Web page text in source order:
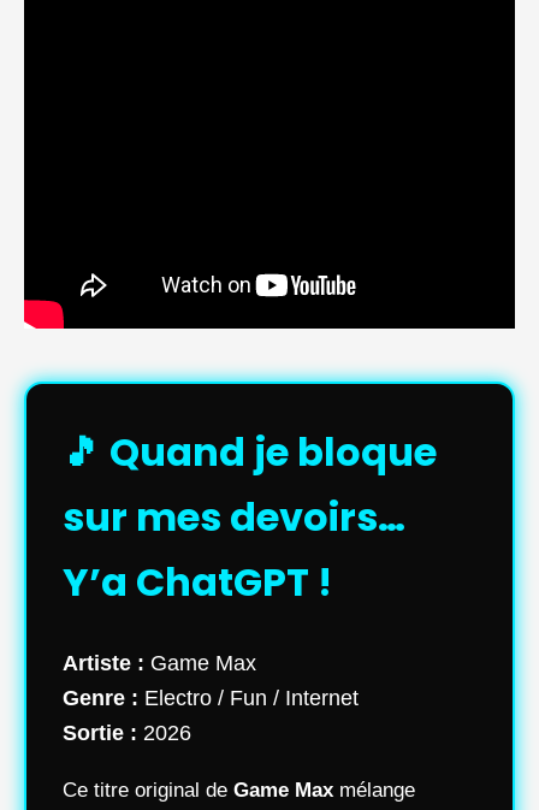
🎵 Quand je bloque
sur mes devoirs…
Y’a ChatGPT !
Artiste : Game Max
Genre : Electro / Fun / Internet
Sortie : 2026
Ce titre original de Game Max mélange